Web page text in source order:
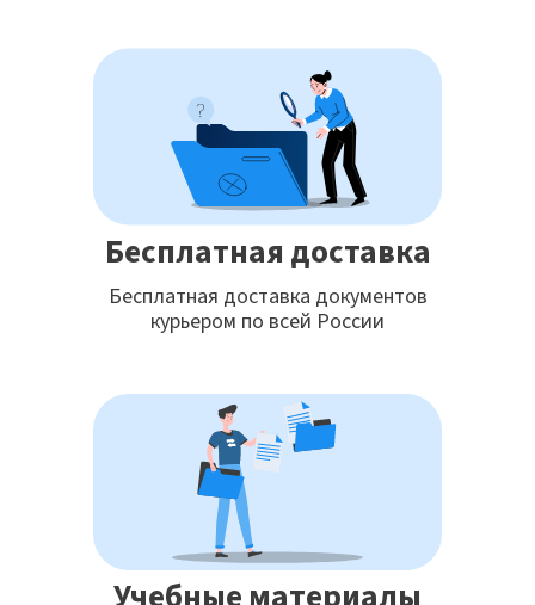
Бесплатная доставка
Бесплатная доставка документов
курьером по всей России